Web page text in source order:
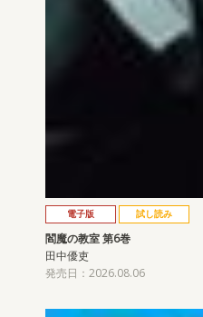
電子版 試し読み
閻魔の教室 第6巻
田中優吏
発売日：2026.08.06